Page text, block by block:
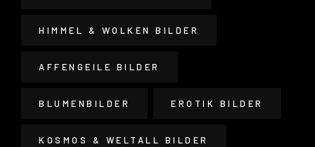
HIMMEL & WOLKEN BILDER
AFFENGEILE BILDER
BLUMENBILDER EROTIK BILDER
KOSMOS & WELTALL BILDER